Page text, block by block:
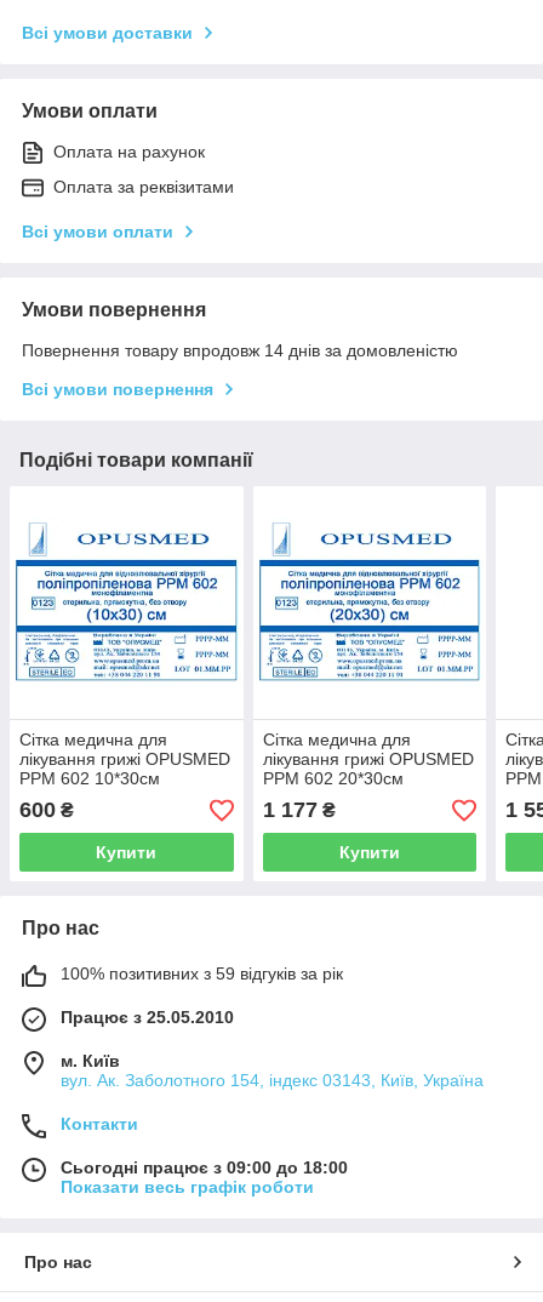
Всі умови доставки
Умови оплати
Оплата на рахунок
Оплата за реквізитами
Всі умови оплати
Умови повернення
Повернення товару впродовж 14 днів за домовленістю
Всі умови повернення
Подібні товари компанії
Сітка медична для
лікування грижі OPUSMED
РРМ 602 10*30см
НАДМІЦНА (щільність
97грм/м2)
600 ₴
Купити
Сітка медична для
лікування грижі OPUSMED
РРМ 602 20*30см
НАДМІЦНА (щільність
97грм/м2)
1 177₴
Купити
РРМ
1
Про нас
100% позитивних з 59 відгуків за рік
Працює з 25.05.2010
м. Київ
вул. Ак. Заболотного 154, індекс 03143, Київ, Україна
Контакти
Сьогодні працює з 09:00 до 18:00
Показати весь графік роботи
Про нас